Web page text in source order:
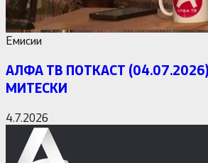
Емисии
АЛФА ТВ ПОТКАСТ
МИТЕСКИ
4.7.2026